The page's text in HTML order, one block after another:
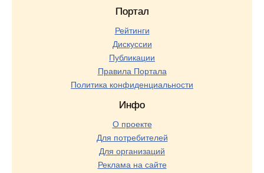
Портал
Рейтинги
Дискуссии
Публикации
Правила Портала
Политика конфиденциальности
Инфо
О проекте
Для потребителей
Для организаций
Реклама на сайте